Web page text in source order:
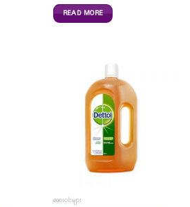
READ MORE
ဆေးဝါးများ